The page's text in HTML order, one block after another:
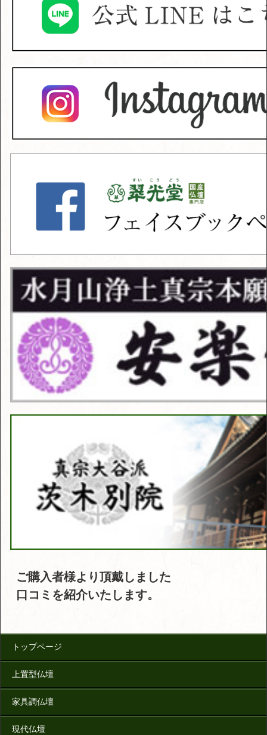
ご購入者様より頂戴しました
口コミを紹介いたします。
トップページ
上置型仏壇
家具調仏壇
現代仏壇